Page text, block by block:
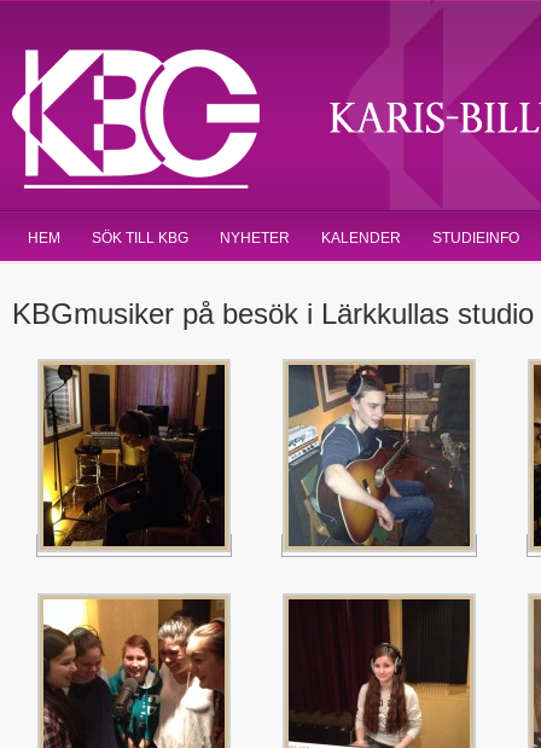
HEM SÖK TILL KBG NYHETER KALENDER STUDIEINFO
KBGmusiker på besök i Lärkkullas studio